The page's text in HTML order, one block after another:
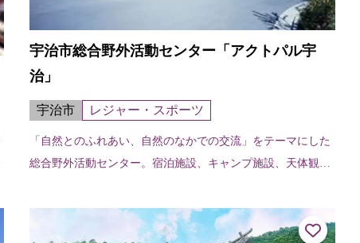
宇治市総合野外活動センター「アクトパル宇
治」
宇治市 レジャー・スポーツ
「自然とのふれあい、自然のなかでの交流」をテーマにした
総合野外活動センター。宿泊施設、キャンプ施設、天体観測
然観察、ふるさと体験、農業体験な...